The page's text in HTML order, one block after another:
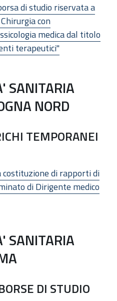
di studio riservata a
con
medica dal titolo
terapeutici"
SANITARIA
NORD
TEMPORANEI
di rapporti di
di Dirigente medico
SANITARIA
DI STUDIO